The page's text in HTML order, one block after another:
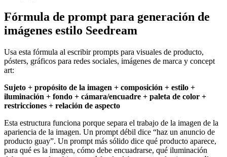
Fórmula de prompt para generación de
imágenes estilo Seedream
Usa esta fórmula al escribir prompts para visuales de producto,
pósters, gráficos para redes sociales, imágenes de marca y concept
art:
Sujeto + propósito de la imagen + composición + estilo +
iluminación + fondo + cámara/encuadre + paleta de color +
restricciones + relación de aspecto
Esta estructura funciona porque separa el trabajo de la imagen de la
apariencia de la imagen. Un prompt débil dice “haz un anuncio de
producto guay”. Un prompt más sólido dice qué producto aparece,
para qué es la imagen, cómo debe encuadrarse, qué iluminación